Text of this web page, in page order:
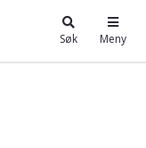
Søk Meny